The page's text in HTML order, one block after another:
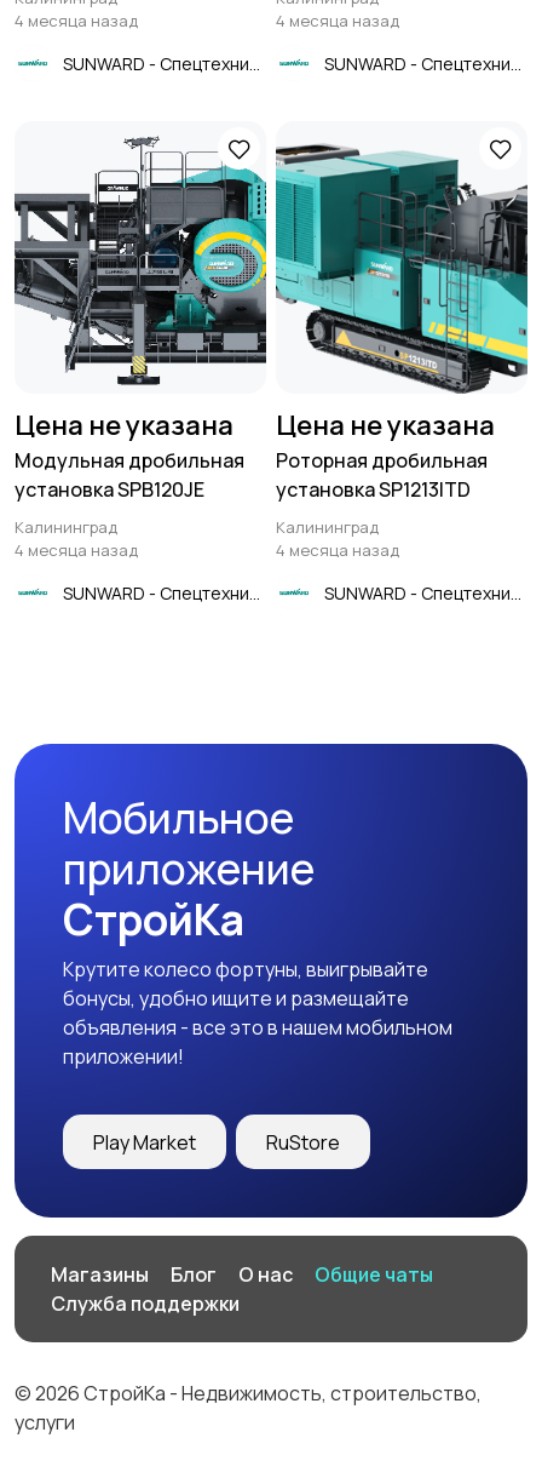
4 месяца назад
4 месяца назад
Цена не указана
Модульная дробильная
установка SPB120JE
Калининград
4 месяца назад
Цена не указана
Роторная дробильная
установка SP1213ITD
Калининград
4 месяца назад
Мобильное
приложение
СтройКа
Крутите колесо фортуны, выигрывайте
бонусы, удобно ищите и размещайте
объявления - все это в нашем мобильном
приложении!
Play Market RuStore
Магазины Блог О нас
Общие чаты
Служба поддержки
© 2026 СтройКа - Недвижимость, строительство,
услуги